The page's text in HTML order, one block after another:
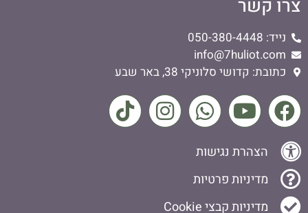
צרו קשר
נייד: 050-380-4448
info@7huliot.com
כתובת: קדושי סלוניקי 38, באר שבע
הצהרת נגישות
מדיניות פרטיות
מדיניות קבצי Cookie